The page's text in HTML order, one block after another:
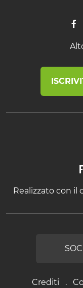
Realizzato con il
Crediti